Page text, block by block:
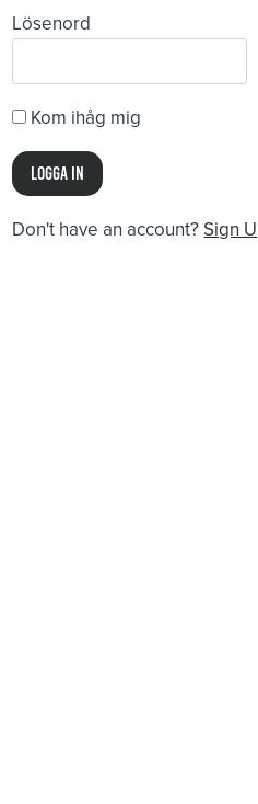
Lösenord
Kom ihåg mig
Don't have an account? Sign